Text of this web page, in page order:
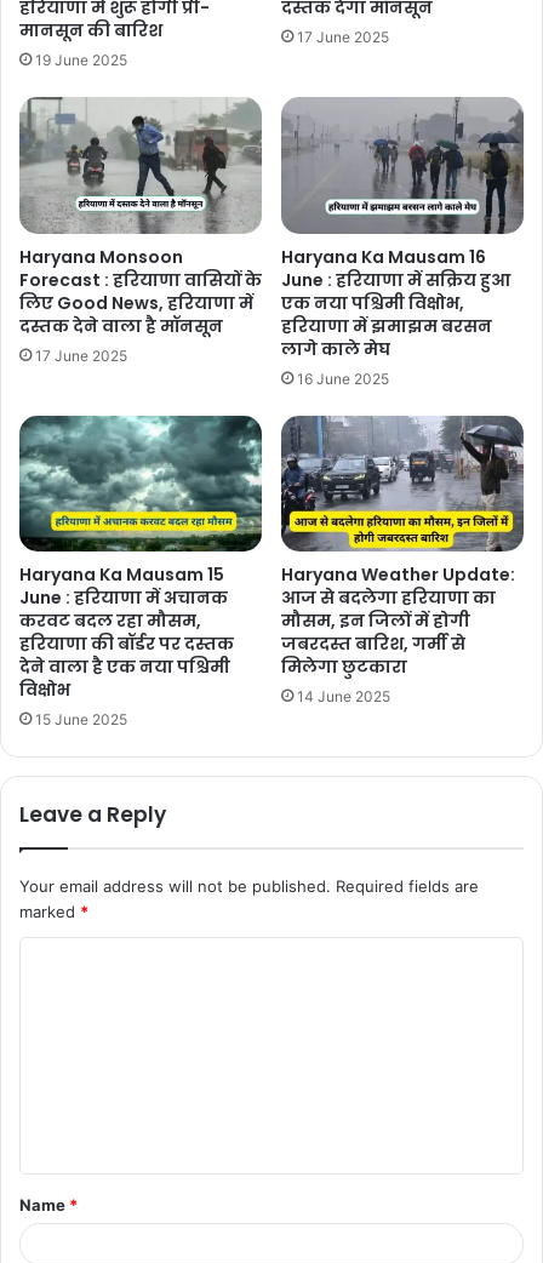
हरियाणा में शुरू होगी प्री-
मानसून की बारिश
19 June 2025
दस्तक देगा मॉनसून
17 June 2025
Haryana Monsoon
Forecast : हरियाणा वासियों के
लिए Good News, हरियाणा में
दस्तक देने वाला है मॉनसून
17 June 2025
Haryana Ka Mausam 16
June : हरियाणा में सक्रिय हुआ
एक नया पश्चिमी विक्षोभ,
हरियाणा में झमाझम बरसन
लागे काले मेघ
16 June 2025
Haryana Ka Mausam 15
June : हरियाणा में अचानक
करवट बदल रहा मौसम,
हरियाणा की बॉर्डर पर दस्तक
देने वाला है एक नया पश्चिमी
विक्षोभ
15 June 2025
Haryana Weather Update:
आज से बदलेगा हरियाणा का
मौसम, इन जिलों में होगी
जबरदस्त बारिश, गर्मी से
मिलेगा छुटकारा
14 June 2025
Leave a Reply
Your email address will not be published. Required fields are
marked *
t
*
Name *